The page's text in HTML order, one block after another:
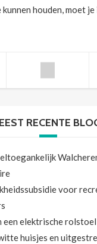
houden, moet
RECENTE
voor
een elektrische rolstoel
huisjes en